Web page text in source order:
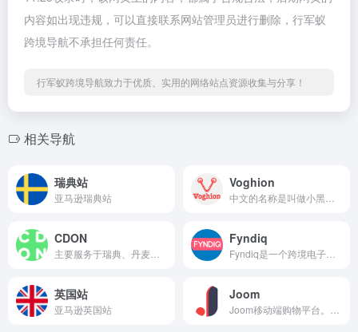
内容如出现违规，可以直接联系网站管理员进行删除，行军蚁
跨境导航不承担任何责任。
行军蚁跨境导航致力于优质、实用的网络站点资源收集与分享！
相关导航
瑞典站
亚马逊瑞典站
Voghion
CDON Fyndiq
英国站
亚马逊英国站
Joom